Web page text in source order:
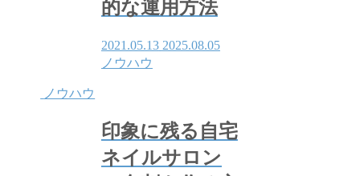
的な運用方法
2021.05.13 2025.08.05
ノウハウ
ノウハウ
印象に残る自宅
ネイルサロン